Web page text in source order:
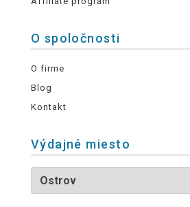
O spoločnosti
O firme
Blog
Kontakt
Výdajné miesto